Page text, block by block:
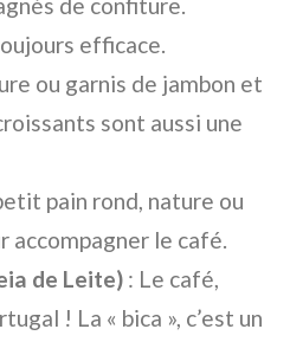
efficace.
ou garnis de jambon et
sont aussi une
pain rond, nature ou
accompagner le café.
de Leite) : Le café,
! La « bica », c’est un